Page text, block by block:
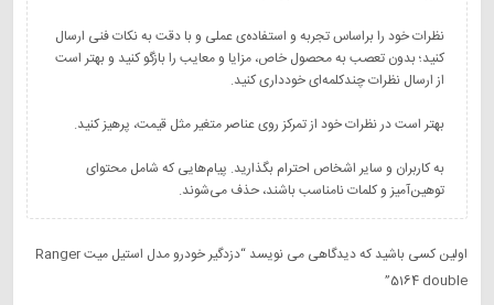
نظرات خود را براساس تجربه و استفاده‌ی عملی و با دقت به نکات فنی ارسال
کنید؛ بدون تعصب به محصول خاص، مزایا و معایب را بازگو کنید و بهتر است
به کاربران و سایر اشخاص احترام بگذارید. پیام‌هایی که شامل محتوای
توهین‌آمیز و کلمات نامناسب باشند، حذف می‌شوند.
اولین کسی باشید که دیدگاهی می نویسد “دزدگیر خودرو مدل استیل میت Ranger
5164 double”